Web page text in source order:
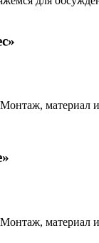
материал
материал